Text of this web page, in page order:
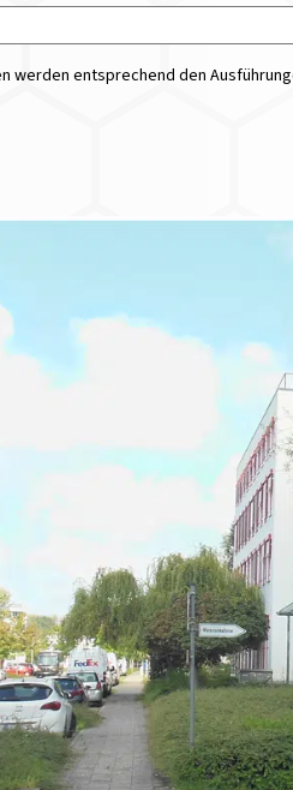
werden entsprechend den